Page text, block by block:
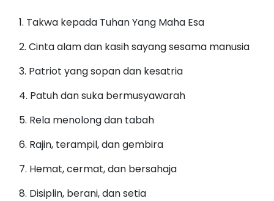
1. Takwa kepada Tuhan Yang Maha Esa
2. Cinta alam dan kasih sayang sesama manusia
3. Patriot yang sopan dan kesatria
4. Patuh dan suka bermusyawarah
5. Rela menolong dan tabah
6. Rajin, terampil, dan gembira
7. Hemat, cermat, dan bersahaja
8. Disiplin, berani, dan setia